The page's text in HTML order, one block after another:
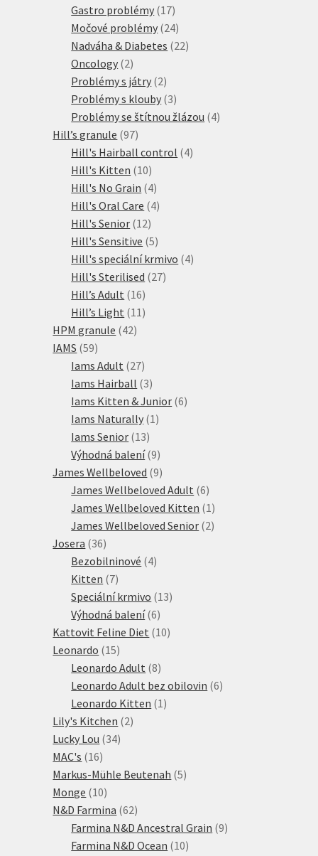
produktů
Gastro problémy 1717
produktů
Močové problémy 2424
produktů
Nadváha & Diabetes 2222
Oncology 22
produkty
Problémy s játry 22
produkty
Problémy s klouby 33
produkty
Problémy se štítnou žlázou 44
Hill’s granule 9797
produktů
Hill's Hairball control 44
Hill's Kitten 1010
produktů
Hill's No Grain 44
produkty
Hill's Oral Care 44
Hill's Senior 1212
produktů
Hill's Sensitive 55
produktů
Hill's speciální krmivo 44
Hill's Sterilised 2727
Hill’s Adult 1616
produktů
Hill’s Light 11 11
HPM granule 4242
IAMS 5959
produktů
Iams Adult 2727
produktů
Iams Hairball 33
produkty
Iams Kitten & Junior 66
Iams Naturally 1 1
Iams Senior 1313
produktů
Výhodná balení 99
produktů
James Wellbeloved 99
produktů
James Wellbeloved Adult 66
produktů
James Wellbeloved Kitten 1 1
produkt
James Wellbeloved Senior 22
Josera 3636
produktů
Bezobilninové 44
Kitten 77
produktů
Speciální krmivo 1313
Výhodná balení 66
produktů
Kattovit Feline Diet 1010
Leonardo 1515
produktů
Leonardo Adult 88
produktů
Leonardo Adult bez obilovin 66
Leonardo Kitten 1 1
Lily's Kitchen 22
Lucky Lou 3434
MAC's 1616
produktů
Markus-Mühle Beutenah 55
Monge 1010
produktů
N&D Farmina 6262
produktů
Farmina N&D Ancestral Grain 99
Farmina N&D Ocean 1010